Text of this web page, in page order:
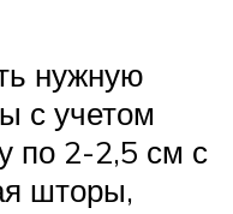
нужную
с учетом
по 2-2,5 см с
шторы,